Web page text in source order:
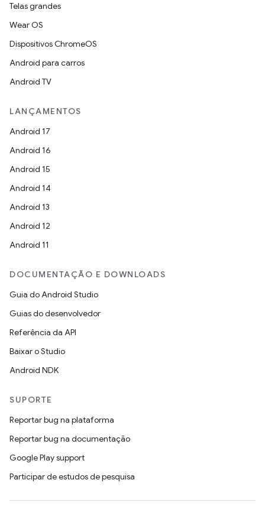
Telas grandes
Wear OS
Dispositivos ChromeOS
Android para carros
Android TV
LANÇAMENTOS
Android 17
Android 16
Android 15
Android 14
Android 13
Android 12
Android 11
DOCUMENTAÇÃO E DOWNLOADS
Guia do Android Studio
Guias do desenvolvedor
Referência da API
Baixar o Studio
Android NDK
SUPORTE
Reportar bug na plataforma
Reportar bug na documentação
Google Play support
Participar de estudos de pesquisa